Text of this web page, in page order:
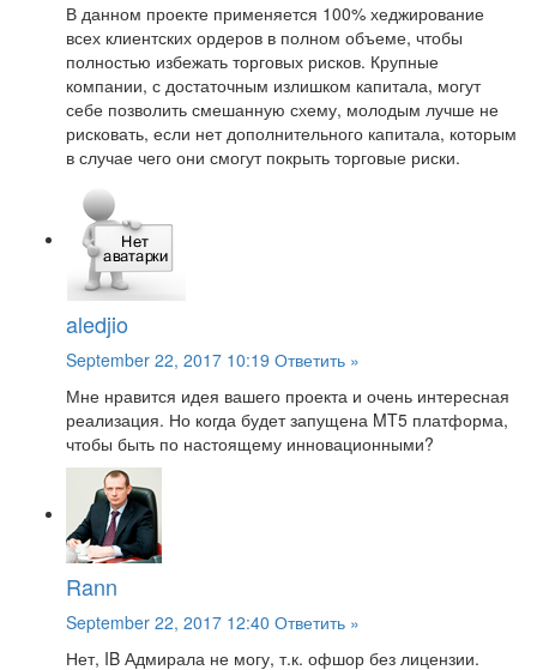
В данном проекте применяется 100% хеджирование
всех клиентских ордеров в полном объеме, чтобы
полностью избежать торговых рисков. Крупные
компании, с достаточным излишком капитала, могут
себе позволить смешанную схему, молодым лучше не
рисковать, если нет дополнительного капитала, которым
в случае чего они смогут покрыть торговые риски.
aledjio
September 22, 2017 10:19 Ответить »
Мне нравится идея вашего проекта и очень интересная
реализация. Но когда будет запущена MT5 платформа,
чтобы быть по настоящему инновационными?
Rann
September 22, 2017 12:40 Ответить »
Нет, IB Адмирала не могу, т.к. офшор без лицензии.